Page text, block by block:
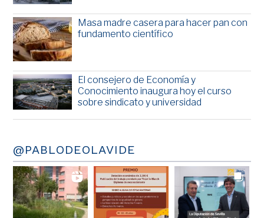
Masa madre casera para hacer pan con
fundamento científico
El consejero de Economía y
Conocimiento inaugura hoy el curso
sobre sindicato y universidad
@PABLODEOLAVIDE